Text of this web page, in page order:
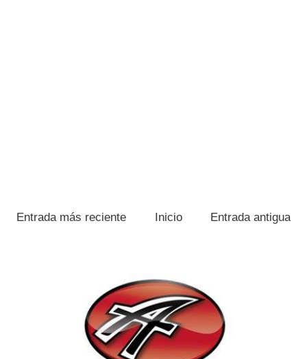
Entrada más reciente Entrada antigua
Inicio